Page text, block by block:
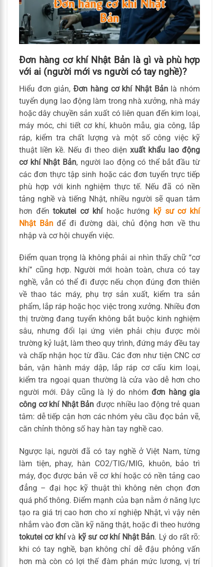
Đơn hàng cơ khí Nhật Bản là gì và phù hợp
với ai (người mới vs người có tay nghề)?
Hiểu đơn giản,Đơn hàng cơ khí Nhật Bảnlà nhóm
tuyển dụng lao động làm trong nhà xưởng, nhà máy
hoặc dây chuyền sản xuất có liên quan đến kim loại,
máy móc, chi tiết cơ khí, khuôn mẫu, gia công, lắp
ráp, kiểm tra chất lượng và một số công việc kỹ
thuật liền kề. Nếu đi theo diện xuất khẩu lao động
cơ khí Nhật Bản, người lao động có thể bắt đầu từ
các đơn thực tập sinh hoặc các đơn tuyển trực tiếp
phù hợp với kinh nghiệm thực tế. Nếu đã có nền
tảng nghề và tiếng Nhật, nhiều người sẽ quan tâm
hơn đếntokutei cơ khíhoặc hướng kỹ sư cơ khí
Nhật Bảnđể đi đường dài, chủ động hơn về thu
nhập và cơ hội chuyển việc.
Điểm quan trọng là không phải ai nhìn thấy chữ “cơ
khí” cũng hợp. Người mới hoàn toàn, chưa có tay
nghề, vẫn có thể đi được nếu chọn đúng đơn thiên
về thao tác máy, phụ trợ sản xuất, kiểm tra sản
phẩm, lắp ráp hoặc học việc trong xưởng. Nhiều đơn
thị trường đang tuyển không bắt buộc kinh nghiệm
sâu, nhưng đổi lại ứng viên phải chịu được môi
trường kỷ luật, làm theo quy trình, đứng máy đều tay
và chấp nhận học từ đầu. Các đơn như tiện CNC cơ
bản, vận hành máy dập, lắp ráp cơ cấu kim loại,
kiểm tra ngoại quan thường là cửa vào dễ hơn cho
người mới. Đây cũng là lý do nhóm đơn hàng gia
công cơ khí Nhật Bản được nhiều lao động trẻ quan
tâm: dễ tiếp cận hơn các nhóm yêu cầu đọc bản vẽ,
căn chỉnh thông số hay hàn tay nghề cao.
Ngược lại, người đã có tay nghề ở Việt Nam, từng
làm tiện, phay, hàn CO2/TIG/MIG, khuôn, bảo trì
máy, đọc được bản vẽ cơ khí hoặc có nền tảng cao
đẳng – đại học kỹ thuật thì không nên chọn đơn
quá phổ thông. Điểm mạnh của bạn nằm ở năng lực
tạo ra giá trị cao hơn cho xí nghiệp Nhật, vì vậy nên
nhắm vào đơn cần kỹ năng thật, hoặc đi theo hướng
tokutei cơ khívà kỹ sư cơ khí Nhật Bản. Lý do rất rõ:
khi có tay nghề, bạn không chỉ dễ đậu phỏng vấn
hơn mà còn có lợi thế đàm phán mức lương, vị trí